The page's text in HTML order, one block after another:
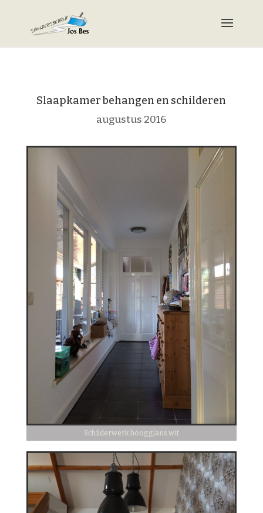
Slaapkamer behangen en schilderen
augustus 2016
Schilderwerk hoogglans wit